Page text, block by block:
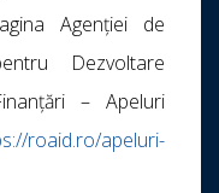
Agenției de
Dezvoltare
– Apeluri
roaid.ro/apeluri-